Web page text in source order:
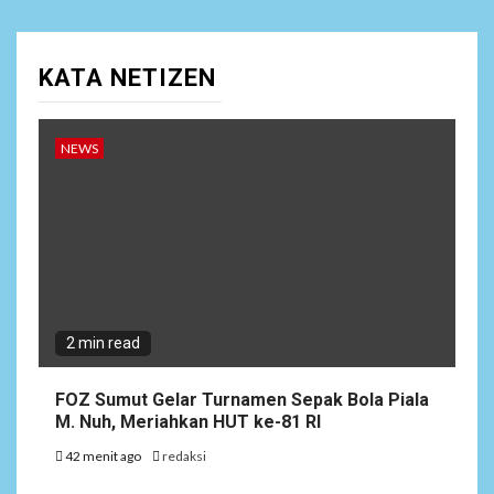
13/Nanggala Distribusikan
4.000 Liter Air Bersih Gratis
Rally Nasional 2026 di
Tobasari Simalungun
NEWS
KATA NETIZEN
NEWS
2 min read
FOZ Sumut Gelar Turnamen Sepak Bola Piala
M. Nuh, Meriahkan HUT ke-81 RI
42 menit ago redaksi